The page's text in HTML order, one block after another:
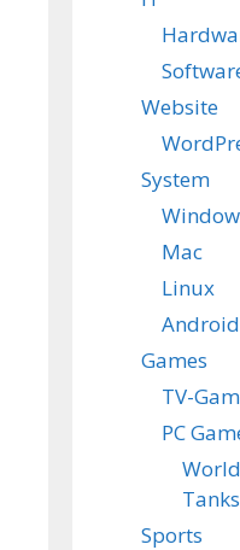
Website
System
Mac
Linux
Android
Games
TV-
PC
Tanks
Sports